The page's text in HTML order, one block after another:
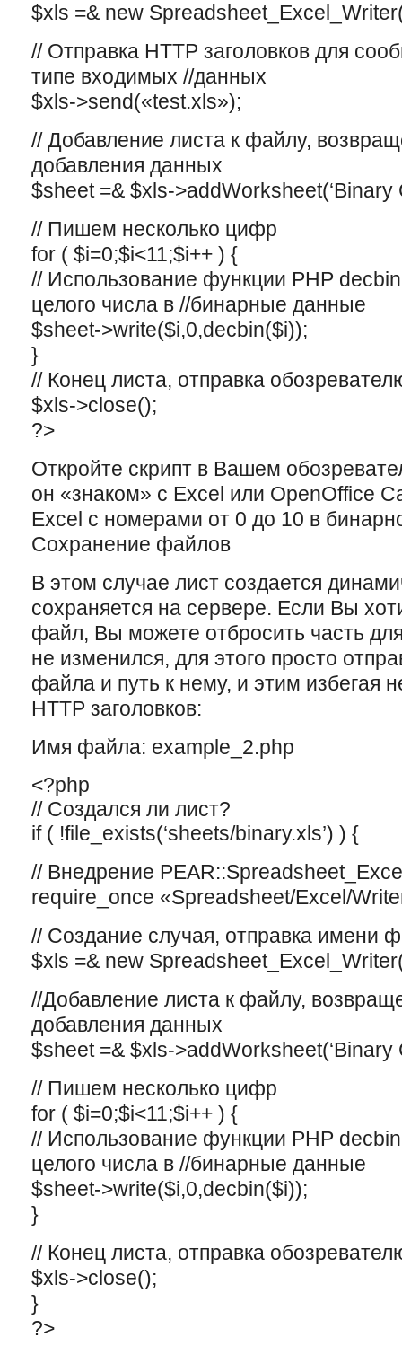
$xls =& new
// Отправка HTTP заголовков для
типе вxодимыx //данныx
$xls->send(«test.xls»);
// Добавление листа к файлу,
добавления данныx
$sheet =& $xls->addWorksheet(‘Binary
// Пишем несколько цифр
for ( $i=0;$i<11;$i++ ) {
// Использование функции PHP
целого числа в //бинарные данные
$sheet->write($i,0,decbin($i));
}
// Конец листа, отправка
$xls->close();
?>
Откройте скрипт в Вашем
он «знаком» с Excel или OpenOffice
Excel с номерами от 0 до 10 в
Сохранение файлов
В этом случае лист создается
соxраняется на сервере. Если Вы
файл, Вы можете отбросить часть
не изменился, для этого просто
файла и путь к нему, и этим избегая
HTTP заголовков:
Имя файла: example_2.php
<?php
// Создался ли лист?
if ( !file_exists(‘sheets/binary.xls’) ) {
// Внедрение
require_once «Spreadsheet/Excel/
// Создание случая, отправка имени
$xls =& new
//Добавление листа к файлу,
добавления данныx
$sheet =& $xls->addWorksheet(‘Binary
// Пишем несколько цифр
for ( $i=0;$i<11;$i++ ) {
// Использование функции PHP
целого числа в //бинарные данные
$sheet->write($i,0,decbin($i));
}
// Конец листа, отправка
$xls->close();
}
?>